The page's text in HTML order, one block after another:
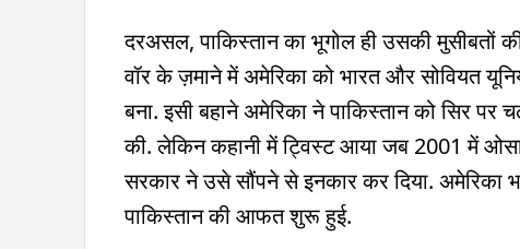
दरअसल, पाकिस्तान का भूगोल ही उसकी मुसीबतों
वॉर के ज़माने में अमेरिका को भारत और सोवियत
बना. इसी बहाने अमेरिका ने पाकिस्तान को सिर
की. लेकिन कहानी में ट्विस्ट आया जब 2001 में
सरकार ने उसे सौंपने से इनकार कर दिया. अमेरिका
पाकिस्तान की आफत शुरू हुई.